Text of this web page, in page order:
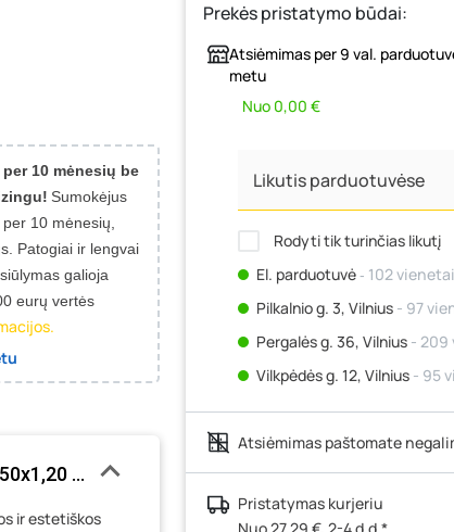
10 mėnesių be
Sumokėjus
10 mėnesių,
Patogiai ir lengvai
galioja
eurų vertės
m, cinkuota ir dengta PVC, vielos storis 3,7
ir estetiškos
Prekės pristatymo būdai:
Atsiėmimas per 9 val.
metu
Nuo 0,00 €
Rodyti tik turinčias likutį
El. parduotuvė‐ 102 vienetai
Pilkalnio g. 3, Vilnius - 97
Pergalės g. 36, Vilnius - 209
Vilkpėdės g. 12, Vilnius - 95
Ateities g. 15, Vilnius- 47
Kauno r., Narsiečių k.,
Kaunas- 95 vienetai
Šilutės pl. 83A, Klaipėda
Atsiėmimas paštomate
Pristatymas kurjeriu